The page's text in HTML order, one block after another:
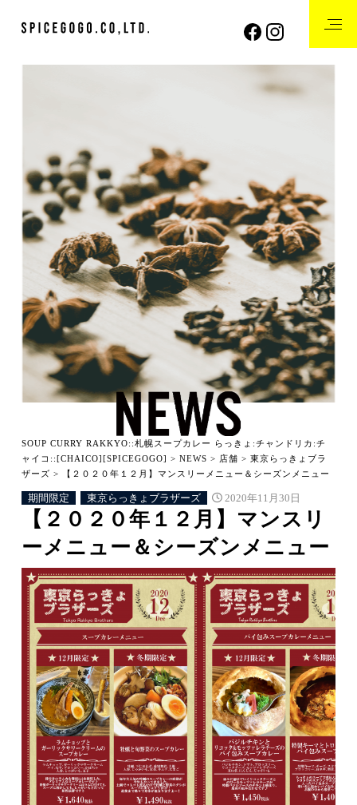
SOUP CURRY RAKKYO::札幌スープカレー らっきょ:チャンドリカ:チ
ャイコ::[CHAICO][SPICEGOGO] >NEWS > 店舗 >東京らっきょブラ
ザーズ > 【２０２０年１２月】マンスリーメニュー＆シーズンメニュー
期間限定 東京らっきょブラザーズ 2020年11月30日
【２０２０年１２月】マンスリ
ーメニュー＆シーズンメニュー